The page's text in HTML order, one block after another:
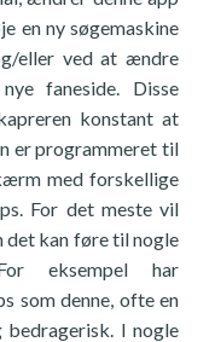
en ny søgemaskine
eller ved at ændre
faneside. Disse
konstant at
er programmeret til
med forskellige
For det meste vil
det kan føre til nogle
eksempel har
som denne, ofte en
I nogle